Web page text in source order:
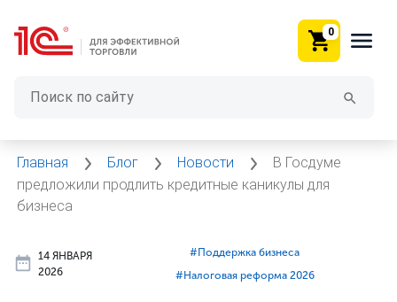
0
Главная Блог Новости
В Госдуме
предложили продлить кредитные каникулы для
бизнеса
14 ЯНВАРЯ
2026
#⁣Поддержка бизнеса
#⁣Налоговая реформа 2026